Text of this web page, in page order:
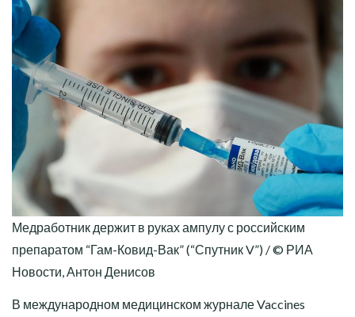
Медработник держит в руках ампулу с российским
препаратом “Гам-Ковид-Вак” (“Спутник V”) / © РИА
Новости, Антон Денисов
В международном медицинском журнале Vaccines